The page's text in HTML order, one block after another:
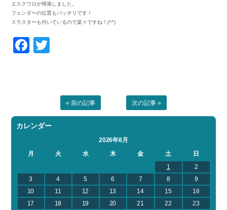
エスクワロが帰港しました。
フェンダーの位置もバッチリです！
スラスターも付いているので楽々ですね！(^^)
Facebook
« 前の記事 次の記事 »
カレンダー
2026年8月
月
火 水 木 金 土
日
1
2
3
4 5 6 7 8
9
10
11 12 13 14 15
16
17
18 19 20 21 22
23